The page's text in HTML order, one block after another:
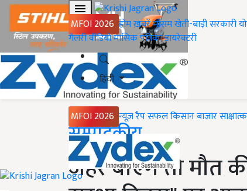
MFOI 2026 होमख़बरेंमौसमखेती-बाड़ीसरकारी
गैलरीवीडियोमासिक पत्रिकाडायरेक्टरी
हिंदी
MFOI 2026 न्यूज़ रैपसफल किसानबाजार
Home
सम्पादकीय
जहर बोएंगे तो मौत